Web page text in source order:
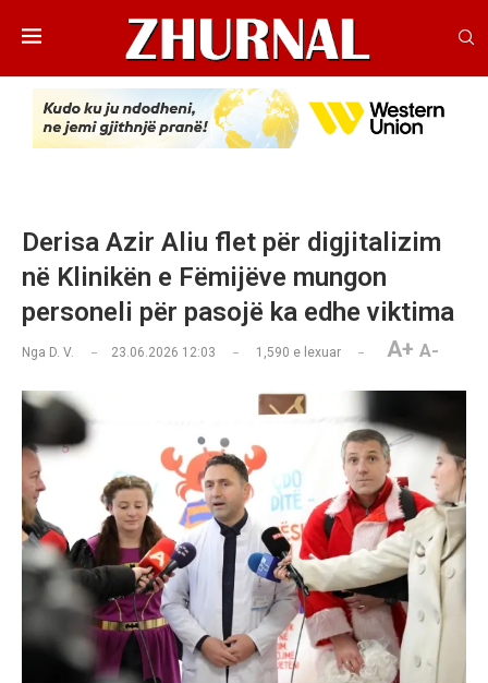
Derisa Azir Aliu flet për digjitalizim
në Klinikën e Fëmijëve mungon
personeli për pasojë ka edhe viktima
Nga D. V. 23.06.2026 12:03 1,590 e lexuar A+ A-